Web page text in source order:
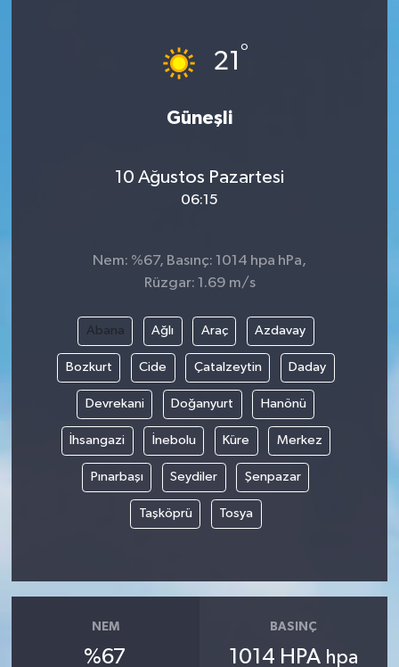
21 °
Güneşli
10 Ağustos Pazartesi
06:15
Nem: %67, Basınç: 1014 hpa hPa,
Rüzgar: 1.69 m/s
Abana Ağlı Araç Azdavay
Bozkurt Cide Çatalzeytin Daday
Devrekani Doğanyurt Hanönü
İhsangazi İnebolu Küre Merkez
Pınarbaşı Seydiler Şenpazar
Taşköprü Tosya
NEM
%67
BASINÇ
1014 HPA hpa
Korkut
Malazgirt
Varto